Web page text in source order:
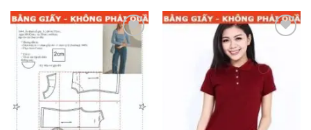
Add to
wishlist